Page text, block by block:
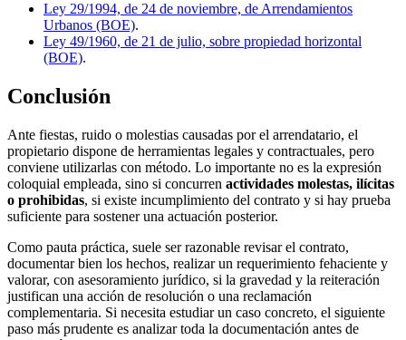
Ley 29/1994, de 24 de noviembre, de Arrendamientos
Urbanos (BOE).
Ley 49/1960, de 21 de julio, sobre propiedad horizontal
(BOE).
Conclusión
Ante fiestas, ruido o molestias causadas por el arrendatario, el
propietario dispone de herramientas legales y contractuales, pero
conviene utilizarlas con método. Lo importante no es la expresión
coloquial empleada, sino si concurren actividades molestas, ilícitas
o prohibidas, si existe incumplimiento del contrato y si hay prueba
suficiente para sostener una actuación posterior.
Como pauta práctica, suele ser razonable revisar el contrato,
documentar bien los hechos, realizar un requerimiento fehaciente y
valorar, con asesoramiento jurídico, si la gravedad y la reiteración
justifican una acción de resolución o una reclamación
complementaria. Si necesita estudiar un caso concreto, el siguiente
paso más prudente es analizar toda la documentación antes de